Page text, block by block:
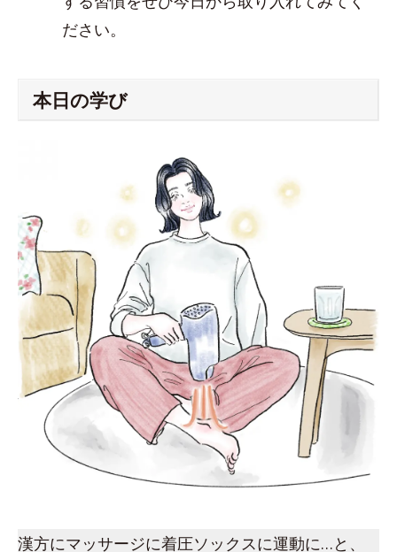
ださい。
本日の学び
漢方にマッサージに着圧ソックスに運動に…と、